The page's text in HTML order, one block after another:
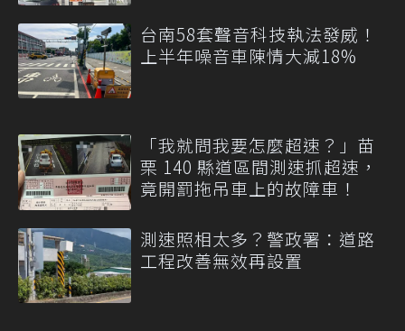
台南58套聲音科技執法發威！
上半年噪音車陳情大減18%
「我就問我要怎麼超速？」苗
栗 140 縣道區間測速抓超速，
竟開罰拖吊車上的故障車！
測速照相太多？警政署：道路
工程改善無效再設置